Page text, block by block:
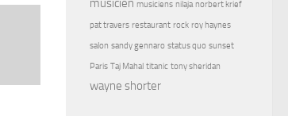
musicien musiciens nilaja norbert krief
pat travers restaurant rock roy haynes
salon sandy gennaro status quo sunset
Paris Taj Mahal titanic tony sheridan
wayne shorter